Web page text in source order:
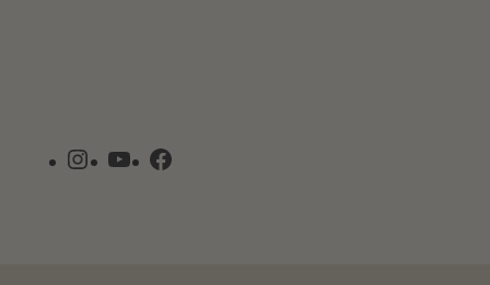
Instagram
YouTubeFacebook